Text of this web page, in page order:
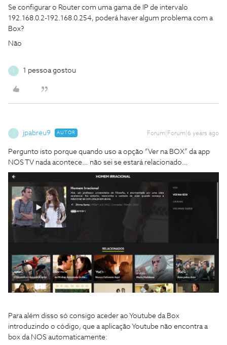
Se configurar o Router com uma gama de IP de intervalo
192.168.0.2-192.168.0.254, poderá haver algum problema com a
Box?
Não
J 1 pessoa gostou
J jpabreu9 AUTOR Forum|Forum|6 years ago
Pergunto isto porque quando uso a opção “Ver na BOX” da app
NOS TV nada acontece… não sei se estará relacionado…
Para além disso só consigo aceder ao Youtube da Box
introduzindo o código, que a aplicação Youtube não encontra a
box da NOS automaticamente: